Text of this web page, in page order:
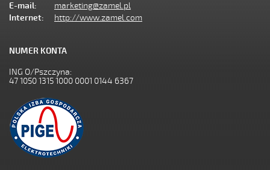
E-mail:
marketing@zamel.pl
Internet:
http://www.zamel.com
NUMER KONTA
ING O/Pszczyna:
47 1050 1315 1000 0001 0144 6367